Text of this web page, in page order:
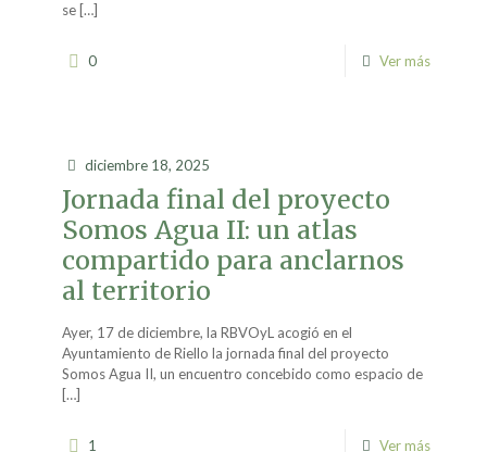
se[…]
0 Ver más
diciembre 18, 2025
Jornada final del proyecto
Somos Agua II: un atlas
compartido para anclarnos
al territorio
Ayer, 17 de diciembre, la RBVOyL acogió en el
Ayuntamiento de Riello la jornada final del proyecto
Somos Agua II, un encuentro concebido como espacio de
[…]
1 Ver más